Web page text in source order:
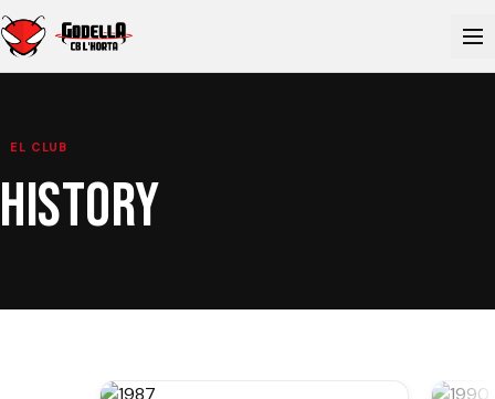
EL CLUB
HISTORY